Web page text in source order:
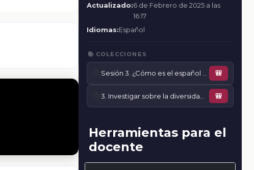
Actualizado:6 de Febrero de 2025 a las
16:17
Idiomas:Español
📚 COLECCIONES
🎒
📚 🎒
Herramientas para el
docente